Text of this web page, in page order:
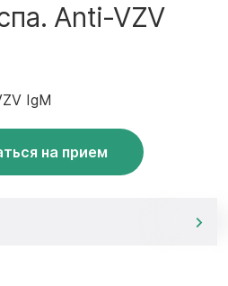
Anti-VZV
IgM
на прием